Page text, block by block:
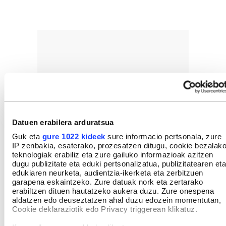
Datuen erabilera arduratsua
Guk eta gure 1022 kideek sure informacio pertsonala, zure
IP zenbakia, esaterako, prozesatzen ditugu, cookie bezalako
teknologiak erabiliz eta zure gailuko informazioak azitzen
dugu publizitate eta eduki pertsonalizatua, publizitatearen eta
edukiaren neurketa, audientzia-ikerketa eta zerbitzuen
garapena eskaintzeko. Zure datuak nork eta zertarako
erabiltzen dituen hautatzeko aukera duzu. Zure onespena
aldatzen edo deuseztatzen ahal duzu edozein momentutan,
Cookie deklaraziotik edo Privacy triggerean klikatuz.